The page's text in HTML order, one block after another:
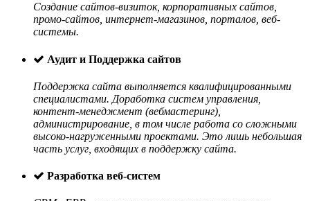
Создание сайтов-визиток, корпоративных сайтов,
промо-сайтов, интернет-магазинов, порталов, веб-
системы.
Аудит и Поддержка сайтов
Поддержка сайта выполняется квалифицированными
специалистами. Доработка систем управления,
контент-менеджмент (вебмастеринг),
администрирование, в том числе работа со сложными
высоко-нагруженными проектами. Это лишь небольшая
часть услуг, входящих в поддержку сайта.
Разработка веб-систем